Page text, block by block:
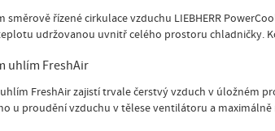
směrově řízené cirkulace vzduchu LIEBHERR
udržovanou uvnitř celého prostoru chladničky.
uhlím FreshAir
FreshAir zajistí trvale čerstvý vzduch v úložném
u proudění vzduchu v tělese ventilátoru a